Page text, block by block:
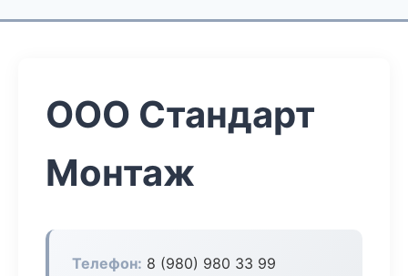
ООО Стандарт
Монтаж
Телефон: 8 (980) 980 33 99